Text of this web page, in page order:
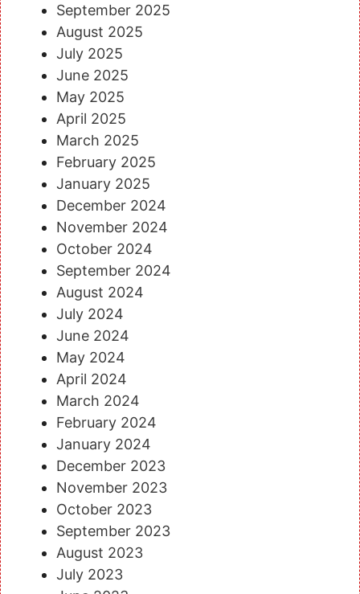
September 2025
August 2025
July 2025
June 2025
May 2025
April 2025
March 2025
February 2025
January 2025
December 2024
November 2024
October 2024
September 2024
August 2024
July 2024
June 2024
May 2024
April 2024
March 2024
February 2024
January 2024
December 2023
November 2023
October 2023
September 2023
August 2023
July 2023